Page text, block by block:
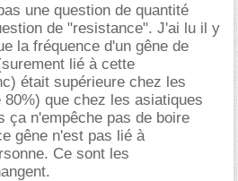
une question de quantité
de "resistance". J'ai lu il y
la fréquence d'un gêne de
lié à cette
était supérieure chez les
80%) que chez les asiatiques
ça n'empêche pas de boire
gêne n'est pas lié à
Ce sont les